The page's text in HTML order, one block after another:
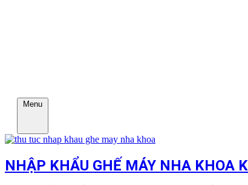
Menu
NHẬP KHẨU GHẾ MÁY NHA KHOA